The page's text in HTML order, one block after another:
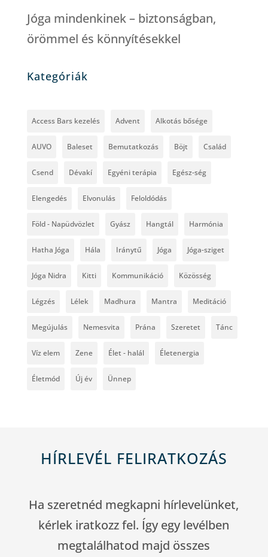
Jóga mindenkinek – biztonságban,
örömmel és könnyítésekkel
Kategóriák
Access Bars kezelés Advent Alkotás bősége
AUVO Baleset Bemutatkozás Böjt Család
Csend Dévakí Egyéni terápia Egész-ség
Elengedés Elvonulás Feloldódás
Föld - Napüdvözlet Gyász Hangtál Harmónia
Hatha Jóga Hála Iránytű Jóga Jóga-sziget
Jóga Nidra Kitti Kommunikáció Közösség
Légzés Lélek Madhura Mantra Meditáció
Megújulás Nemesvita Prána Szeretet Tánc
Víz elem Zene Élet - halál Életenergia
Életmód Új év Ünnep
HÍRLEVÉL FELIRATKOZÁS
Ha szeretnéd megkapni hírlevelünket,
kérlek iratkozz fel. Így egy levélben
megtalálhatod majd összes